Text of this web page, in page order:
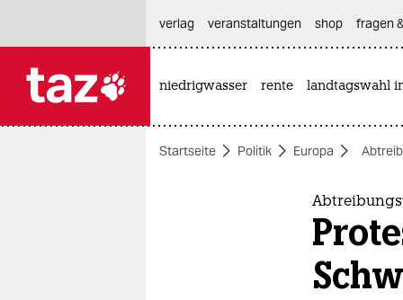
themen
verlag
veranstaltungen shop fragen
niedrigwasser rente landtagswahl
Startseite Politik Europa